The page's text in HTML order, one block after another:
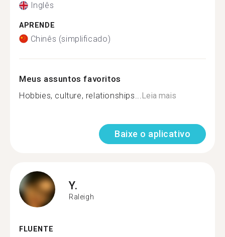
Inglês
APRENDE
Chinês (simplificado)
Meus assuntos favoritos
Hobbies, culture, relationships... Leia mais
Baixe o aplicativo
Y.
Raleigh
FLUENTE